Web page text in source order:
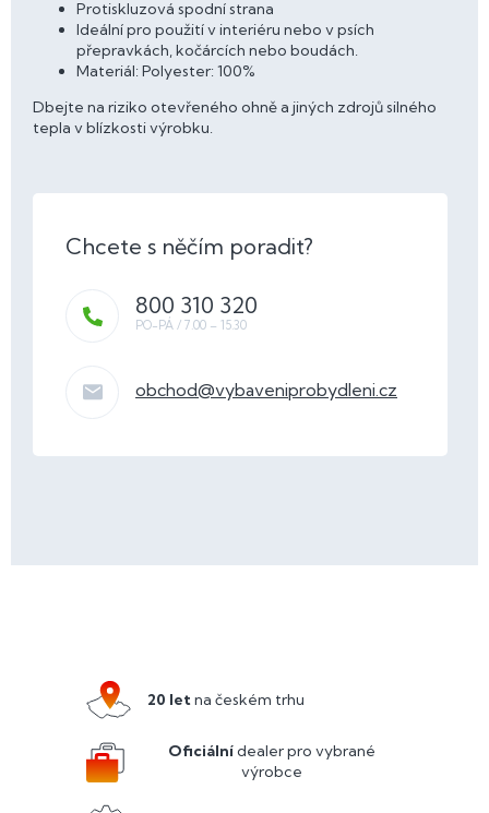
Protiskluzová spodní strana
Ideální pro použití v interiéru nebo v psích
přepravkách, kočárcích nebo boudách.
Materiál: Polyester: 100%
Dbejte na riziko otevřeného ohně a jiných zdrojů silného
tepla v blízkosti výrobku.
obchod@vybaveniprobydleni.cz
800 310 320
20 letna českém trhu
Oficiálnídealer pro vybrané
výrobce